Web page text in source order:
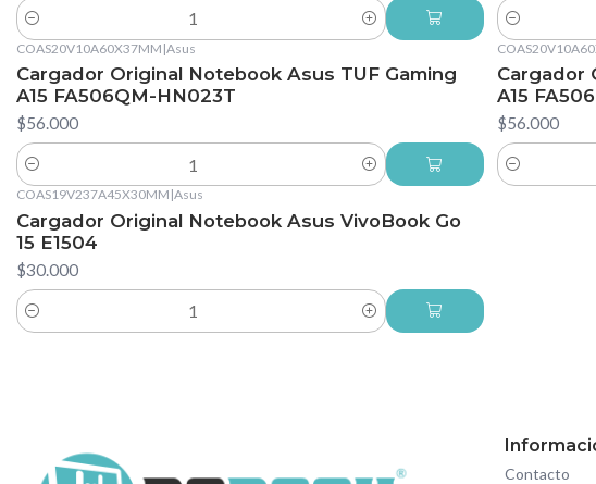
Cantidad Cantidad
COAS20V10A60X37MM |Asus
Cargador Original Notebook Asus TUF Gaming
A15 FA506QM-HN023T
$56.000
Cantidad
Cargador
A15
$56.000
Cantidad
COAS19V237A45X30MM |Asus
Cargador Original Notebook Asus VivoBook Go
15 E1504
$30.000
Cantidad
Contacto